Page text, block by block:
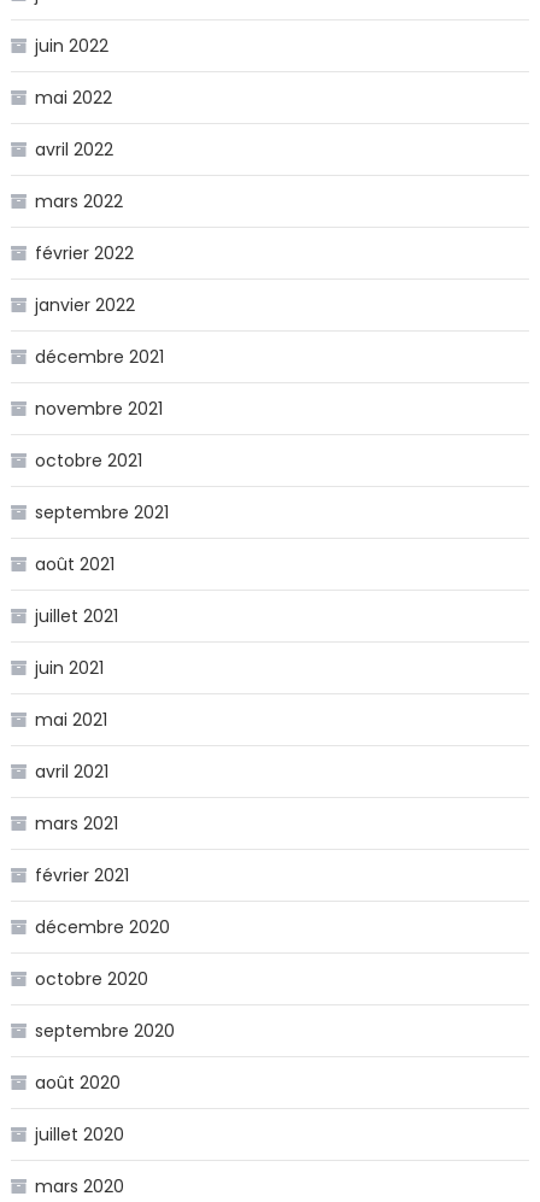
juin 2022
mai 2022
avril 2022
mars 2022
février 2022
janvier 2022
décembre 2021
novembre 2021
octobre 2021
septembre 2021
août 2021
juillet 2021
juin 2021
mai 2021
avril 2021
mars 2021
février 2021
décembre 2020
octobre 2020
septembre 2020
août 2020
juillet 2020
mars 2020